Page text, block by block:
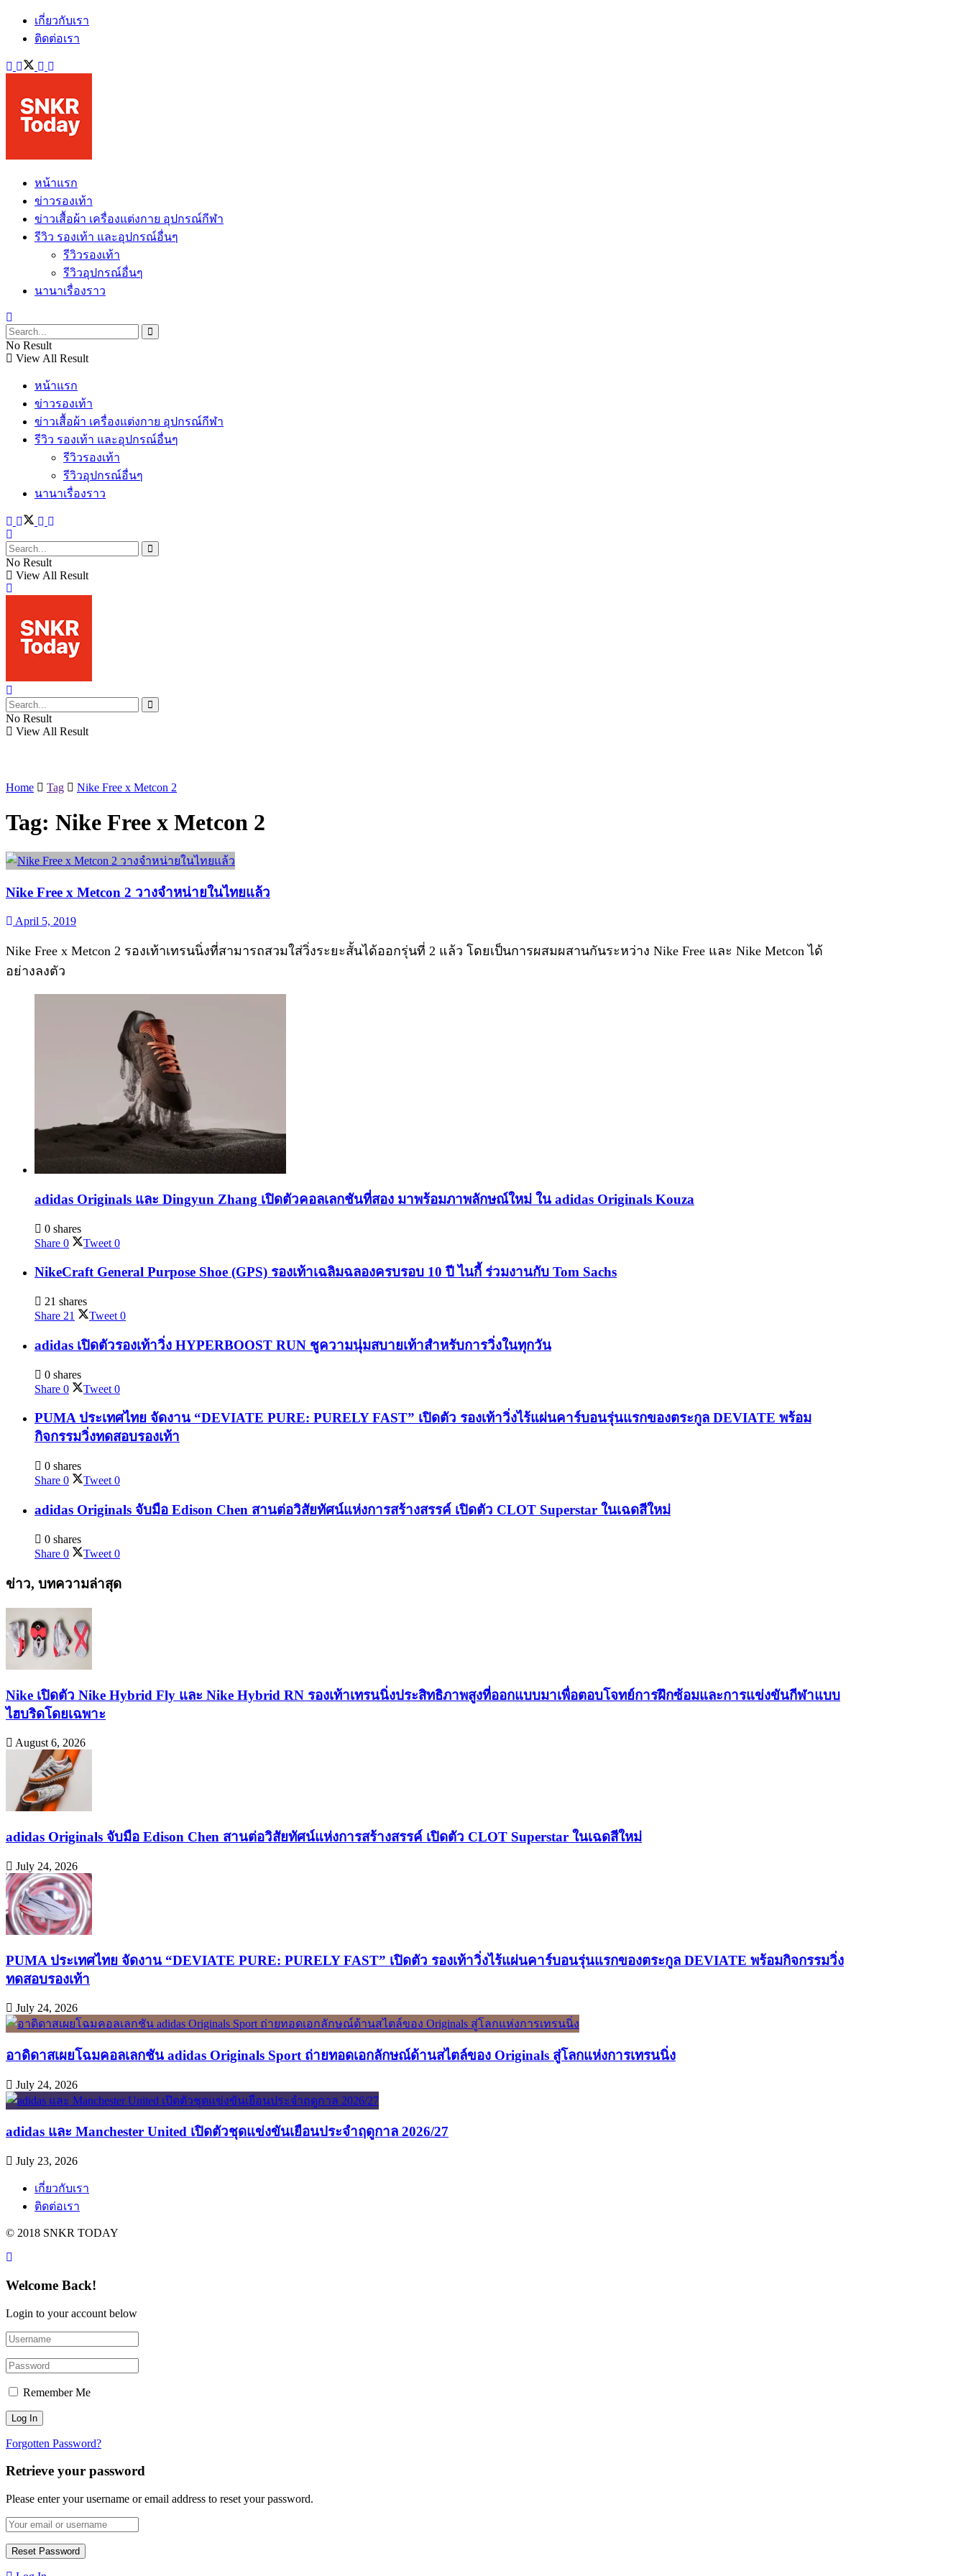
เกี่ยวกับเรา
ติดต่อเรา
หน้าแรก
ข่าวรองเท้า
ข่าวเสื้อผ้า เครื่องแต่งกาย อุปกรณ์กีฬา
รีวิว รองเท้า และอุปกรณ์อื่นๆ
รีวิวรองเท้า
รีวิวอุปกรณ์อื่นๆ
นานาเรื่องราว
No Result
View All Result
หน้าแรก
ข่าวรองเท้า
ข่าวเสื้อผ้า เครื่องแต่งกาย อุปกรณ์กีฬา
รีวิว รองเท้า และอุปกรณ์อื่นๆ
รีวิวรองเท้า
รีวิวอุปกรณ์อื่นๆ
นานาเรื่องราว
No Result
View All Result
No Result
View All Result
Home Tag Nike Free x Metcon 2
Tag: Nike Free x Metcon 2
Nike Free x Metcon 2 วางจำหน่ายในไทยแล้ว
April 5, 2019
Nike Free x Metcon 2 รองเท้าเทรนนิ่งที่สามารถสวมใส่วิ่งระยะสั้นได้ออกรุ่นที่ 2 แล้ว โดยเป็นการผสมผสานกันระหว่าง Nike Free และ Nike Metcon ได้
อย่างลงตัว
adidas Originals และ Dingyun Zhang เปิดตัวคอลเลกชันที่สอง มาพร้อมภาพลักษณ์ใหม่ ใน adidas Originals Kouza
0 shares
Share 0 Tweet 0
NikeCraft General Purpose Shoe (GPS) รองเท้าเฉลิมฉลองครบรอบ 10 ปี ไนกี้ ร่วมงานกับ Tom Sachs
21 shares
Share 21 Tweet 0
adidas เปิดตัวรองเท้าวิ่ง HYPERBOOST RUN ชูความนุ่มสบายเท้าสำหรับการวิ่งในทุกวัน
0 shares
Share 0 Tweet 0
PUMA ประเทศไทย จัดงาน “DEVIATE PURE: PURELY FAST” เปิดตัว รองเท้าวิ่งไร้แผ่นคาร์บอนรุ่นแรกของตระกูล DEVIATE พร้อม
กิจกรรมวิ่งทดสอบรองเท้า
0 shares
Share 0 Tweet 0
adidas Originals จับมือ Edison Chen สานต่อวิสัยทัศน์แห่งการสร้างสรรค์ เปิดตัว CLOT Superstar ในเฉดสีใหม่
0 shares
Share 0 Tweet 0
ข่าว, บทความล่าสุด
Nike เปิดตัว Nike Hybrid Fly และ Nike Hybrid RN รองเท้าเทรนนิ่งประสิทธิภาพสูงที่ออกแบบมาเพื่อตอบโจทย์การฝึกซ้อมและการแข่งขันกีฬาแบบ
ไฮบริดโดยเฉพาะ
August 6, 2026
adidas Originals จับมือ Edison Chen สานต่อวิสัยทัศน์แห่งการสร้างสรรค์ เปิดตัว CLOT Superstar ในเฉดสีใหม่
July 24, 2026
PUMA ประเทศไทย จัดงาน “DEVIATE PURE: PURELY FAST” เปิดตัว รองเท้าวิ่งไร้แผ่นคาร์บอนรุ่นแรกของตระกูล DEVIATE พร้อมกิจกรรมวิ่ง
ทดสอบรองเท้า
July 24, 2026
อาดิดาสเผยโฉมคอลเลกชัน adidas Originals Sport ถ่ายทอดเอกลักษณ์ด้านสไตล์ของ Originals สู่โลกแห่งการเทรนนิ่ง
July 24, 2026
adidas และ Manchester United เปิดตัวชุดแข่งขันเยือนประจำฤดูกาล 2026/27
July 23, 2026
เกี่ยวกับเรา
ติดต่อเรา
© 2018 SNKR TODAY
Welcome Back!
Login to your account below
Remember Me
Forgotten Password?
Retrieve your password
Please enter your username or email address to reset your password.